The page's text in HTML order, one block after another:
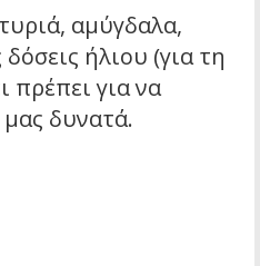
αμύγδαλα,
ήλιου (για τη
πρέπει για να
δυνατά.